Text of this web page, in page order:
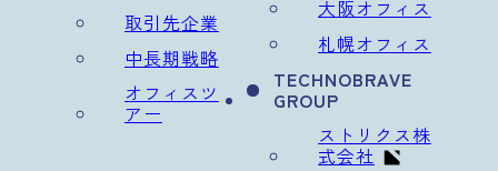
取引先企業
中長期戦略
オフィスツ
アー
大阪オフィス
札幌オフィス
TECHNOBRAVE
GROUP
ストリクス株
式会社